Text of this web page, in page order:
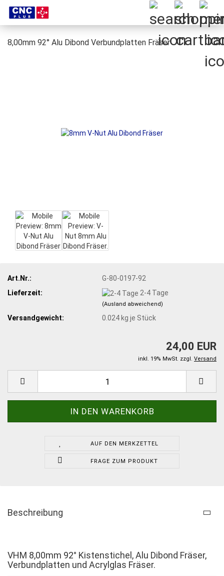
8,00mm 92° Alu Dibond Verbundplatten Fräser
Art.Nr.:
G-80-0197-92
Lieferzeit:
2-4 Tage
(Ausland abweichend)
Versandgewicht: 0.024 kg je Stück
24,00 EUR
inkl. 19% MwSt. zzgl. Versand
AUF DEN MERKZETTEL
FRAGE ZUM PRODUKT
Beschreibung
VHM 8,00mm 92° Kistenstichel, Alu Dibond Fräser,
Verbundplatten und Acrylglas Fräser.